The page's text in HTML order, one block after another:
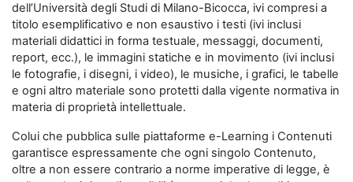
dell’Università degli Studi di Milano-Bicocca, ivi compresi a
titolo esemplificativo e non esaustivo i testi (ivi inclusi
materiali didattici in forma testuale, messaggi, documenti,
report, ecc.), le immagini statiche e in movimento (ivi inclusi
le fotografie, i disegni, i video), le musiche, i grafici, le tabelle
e ogni altro materiale sono protetti dalla vigente normativa in
materia di proprietà intellettuale.
Colui che pubblica sulle piattaforme e-Learning i Contenuti
garantisce espressamente che ogni singolo Contenuto,
oltre a non essere contrario a norme imperative di legge, è